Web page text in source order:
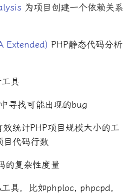
为项目创建一个依赖关系
Extended) PHP静态代码分析
具
寻找可能出现的bug
效统计PHP项目规模大小的工
目代码行数
的复杂性度量
工具，比如phploc, phpcpd,